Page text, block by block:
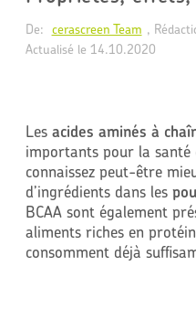
De: cerascreen Team ,
Actualisé le 14.10.2020
Les acides aminés à
importants pour la santé
connaissez peut-être
d’ingrédients dans les
BCAA sont également
aliments riches en
consomment déjà